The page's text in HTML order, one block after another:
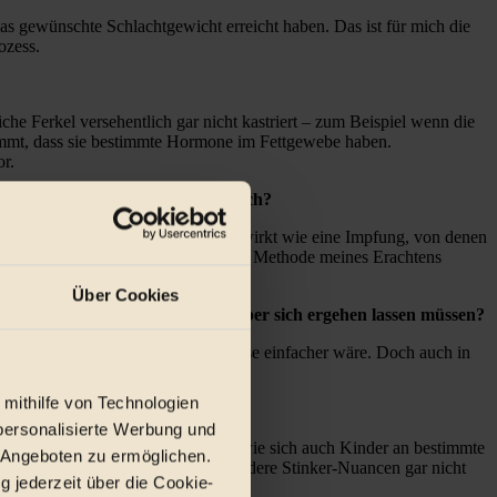
Über Cookies
von Technologien
Werbung und
zu ermöglichen.
jederzeit über die Cookie-
gewünschte Schlachtgewicht erreicht haben. Das ist für mich die
Ferkel versehentlich gar nicht kastriert – zum Beispiel wenn die
dass sie bestimmte Hormone im Fettgewebe haben.
Auswirkungen auf das Fleisch?
kommt. Es wirkt wie eine Impfung, von denen
Kastration ist diese Methode meines Erachtens
betäubungslose Kastration über sich ergehen lassen müssen?
das in Deutschland beispielweise einfacher wäre. Doch auch in
kastriert.
Gewöhnungssache. Genauso wie sich auch Kinder an bestimmte
so untermischt, dass man hier andere Stinker-Nuancen gar nicht